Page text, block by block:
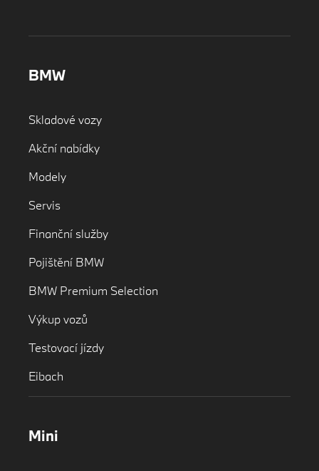
BMW
Skladové vozy
Akční nabídky
Modely
Servis
Finanční služby
Pojištění BMW
BMW Premium Selection
Výkup vozů
Testovací jízdy
Eibach
Mini